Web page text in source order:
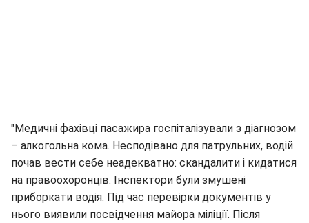
"Медичні фахівці пасажира госпіталізували з діагнозом
– алкогольна кома. Несподівано для патрульних, водій
почав вести себе неадекватно: скандалити і кидатися
на правоохоронців. Інспектори були змушені
приборкати водія. Під час перевірки документів у
нього виявили посвідчення майора міліції. Після